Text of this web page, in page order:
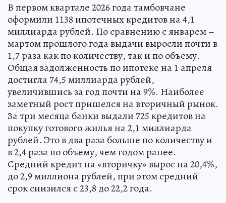
В первом квартале 2026 года тамбовчане
оформили 1138 ипотечных кредитов на 4,1
миллиарда рублей. По сравнению с январем –
мартом прошлого года выдачи выросли почти в
1,7 раза как по количеству, так и по объему.
Общая задолженность по ипотеке на 1 апреля
достигла 74,5 миллиарда рублей,
увеличившись за год почти на 9%. Наиболее
заметный рост пришелся на вторичный рынок.
За три месяца банки выдали 725 кредитов на
покупку готового жилья на 2,1 миллиарда
рублей. Это в два раза больше по количеству и
в 2,4 раза по объему, чем годом ранее.
Средний кредит на «вторичку» вырос на 20,4%,
до 2,9 миллиона рублей, при этом средний
срок снизился с 23,8 до 22,2 года.